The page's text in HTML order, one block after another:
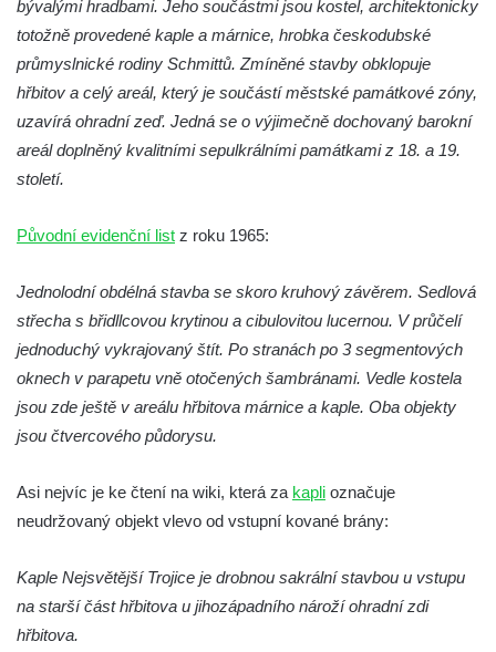
Křížová cesta Římov – XXII. kaple – Šimon
Cyrénský pomáhá Ježíši nést kříž
Křížová cesta Římov – XXI. kaple –
Popravní brána
Křížová cesta Římov – XX. kaple – Svatá
Veronika potkává Ježíše a utírá mu do své
Křížová cesta Římov – XVIII. kaple – Na
Ježíše vložen kříž
Křížová cesta Římov – XVII. kaple – Velký
Pilát
Křížová cesta Římov – XVI. kaple – U
Herodesa
Pilát
Křížová cesta Římov – XIII. kaple – U
Annáše (U Kaifáše)
bývalými hradbami. Jeho součástmi jsou kostel, architektonicky
totožně provedené kaple a márnice, hrobka českodubské
průmyslnické rodiny Schmittů. Zmíněné stavby obklopuje
hřbitov a celý areál, který je součástí městské památkové zóny,
uzavírá ohradní zeď. Jedná se o výjimečně dochovaný barokní
areál doplněný kvalitními sepulkrálními památkami z 18. a 19.
století.
Původní evidenční list z roku 1965:
Jednolodní obdélná stavba se skoro kruhový závěrem. Sedlová
střecha s břidllcovou krytinou a cibulovitou lucernou. V průčelí
jednoduchý vykrajovaný štít. Po stranách po 3 segmentových
oknech v parapetu vně otočených šambránami. Vedle kostela
jsou zde ještě v areálu hřbitova márnice a kaple. Oba objekty
jsou čtvercového půdorysu.
Asi nejvíc je ke čtení na wiki, která za kapli označuje
neudržovaný objekt vlevo od vstupní kované brány:
Kaple Nejsvětější Trojice je drobnou sakrální stavbou u vstupu
na starší část hřbitova u jihozápadního nároží ohradní zdi
hřbitova.